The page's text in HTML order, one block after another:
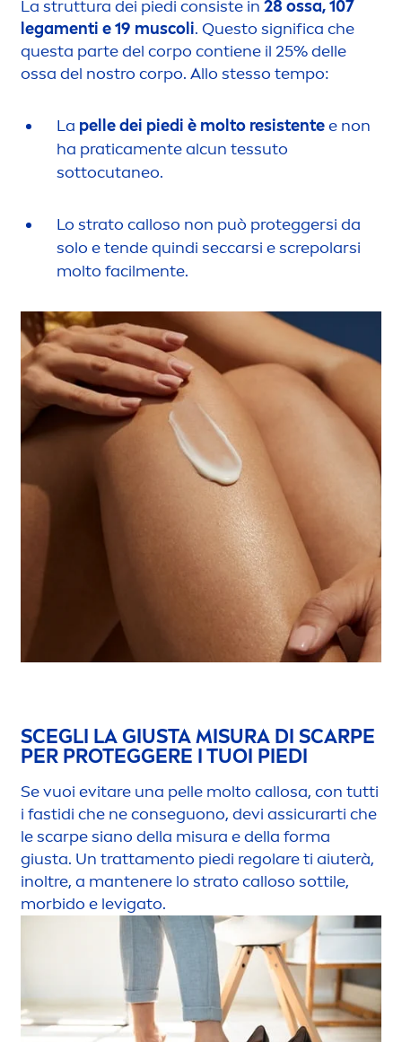
La struttura dei piedi consiste in 28 ossa, 107
legamenti e 19 muscoli. Questo significa che
questa parte del corpo contiene il 25% delle
ossa del nostro corpo. Allo stesso tempo:
La pelle dei piedi è molto resistentee non
ha praticamente alcun tessuto
sottocutaneo.
Lo strato calloso non può proteggersi da
solo e tende quindi seccarsi e screpolarsi
molto facilmente.
SCEGLI LA GIUSTA MISURA DI SCARPE
PER PROTEGGERE I TUOI PIEDI
Se vuoi evitare una pelle molto callosa, con tutti
i fastidi che ne conseguono, devi assicurarti che
le scarpe siano della misura e della forma
giusta. Un trattamento piedi regolare ti aiuterà,
inoltre, a mantenere lo strato calloso sottile,
morbido e levigato.